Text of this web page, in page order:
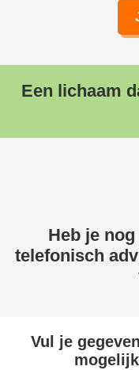
Een lichaam
Heb je
telefonisch
Vul je